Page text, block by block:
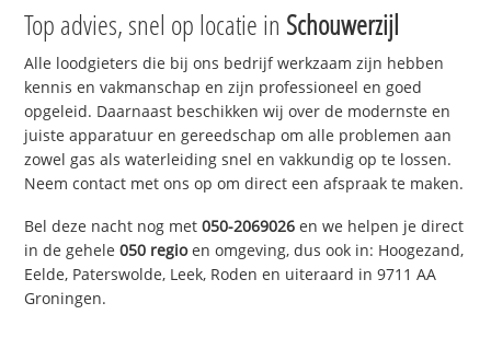
Top advies, snel op locatie in Schouwerzijl
Alle loodgieters die bij ons bedrijf werkzaam zijn hebben
kennis en vakmanschap en zijn professioneel en goed
opgeleid. Daarnaast beschikken wij over de modernste en
juiste apparatuur en gereedschap om alle problemen aan
zowel gas als waterleiding snel en vakkundig op te lossen.
Neem contact met ons op om direct een afspraak te maken.
Bel deze nacht nog met050-2069026 en we helpen je direct
in de gehele050 regioen omgeving, dus ook in: Hoogezand,
Eelde, Paterswolde, Leek, Roden en uiteraard in 9711 AA
Groningen.